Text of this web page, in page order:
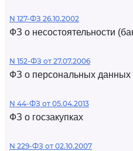
N 127-ФЗ 26.10.2002
ФЗ о несостоятельности
N 152-ФЗ от 27.07.2006
ФЗ о персональных данных
N 44-ФЗ от 05.04.2013
ФЗ о госзакупках
N 229-ФЗ от 02.10.2007